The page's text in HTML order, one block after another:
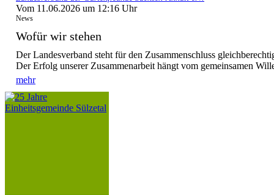
Vom 11.06.2026 um 12:16 Uhr
News
Wofür wir stehen
Der Landesverband steht für den Zusammenschluss
Der Erfolg unserer Zusammenarbeit hängt vom gemeinsamen
mehr